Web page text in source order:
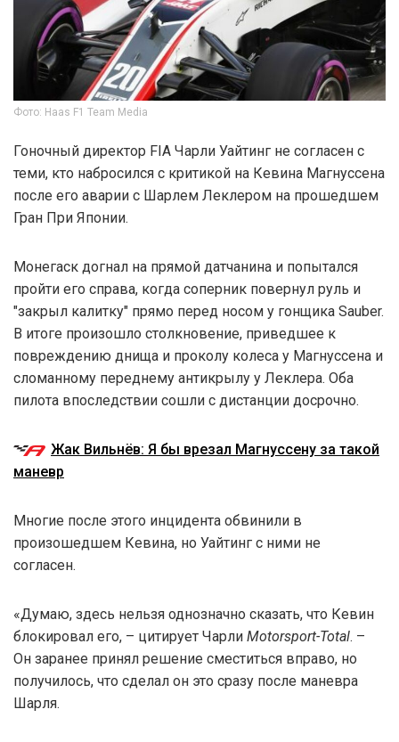
Фото: Haas F1 Team Media
Гоночный директор FIA Чарли Уайтинг не согласен с
теми, кто набросился с критикой на Кевина Магнуссена
после его аварии с Шарлем Леклером на прошедшем
Гран При Японии.
Монегаск догнал на прямой датчанина и попытался
пройти его справа, когда соперник повернул руль и
"закрыл калитку" прямо перед носом у гонщика Sauber.
В итоге произошло столкновение, приведшее к
повреждению днища и проколу колеса у Магнуссена и
сломанному переднему антикрылу у Леклера. Оба
пилота впоследствии сошли с дистанции досрочно.
Жак Вильнёв: Я бы врезал Магнуссену за такой
маневр
Многие после этого инцидента обвинили в
произошедшем Кевина, но Уайтинг с ними не
согласен.
«Думаю, здесь нельзя однозначно сказать, что Кевин
блокировал его, – цитирует Чарли Motorsport-Total. –
Он заранее принял решение сместиться вправо, но
получилось, что сделал он это сразу после маневра
Шарля.